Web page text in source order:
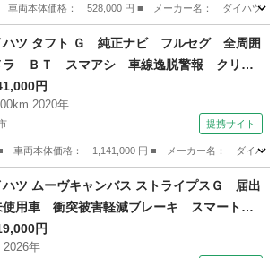
車両本体価格： 528,000 円 ■ メーカー名： ダイハツ
ト
ハツ タフト Ｇ 純正ナビ フルセグ 全周囲
ラ ＢＴ スマアシ 車線逸脱警報 クリソ
ラスルーフ Ｐスタート ドラレコ スマ
キー ＥＳＣ シートヒーター ＬＥＤ Ａ
ト Ｐガラス ステリモ 純正１５インチ
9.12）
円
2020年
提携サイト
■ 車両本体価格： 1,141,000 円 ■ メーカー名： ダ
ハツ
ハツ ムーヴキャンバス ストライプスＧ 届出
使用車 衝突被害軽減ブレーキ スマートキ
ートエアコン パワステ アイドリングス
プ 両側電動スライドドア シートヒータ
円
2026年